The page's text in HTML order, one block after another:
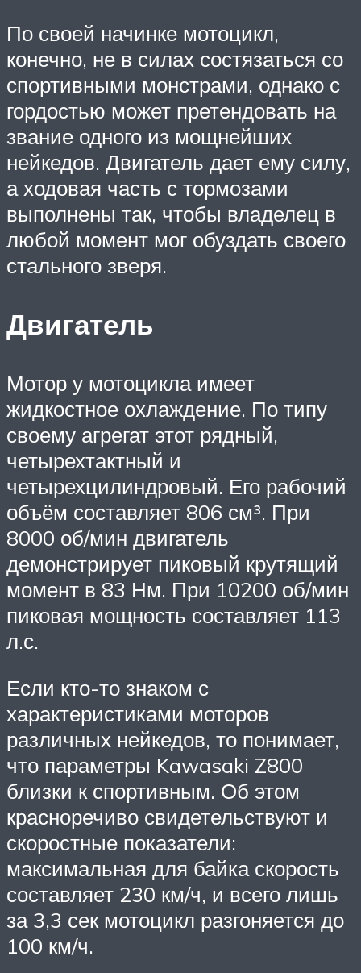
По своей начинке мотоцикл,
конечно, не в силах состязаться со
спортивными монстрами, однако с
гордостью может претендовать на
звание одного из мощнейших
нейкедов. Двигатель дает ему силу,
а ходовая часть с тормозами
выполнены так, чтобы владелец в
любой момент мог обуздать своего
стального зверя.
Двигатель
Мотор у мотоцикла имеет
жидкостное охлаждение. По типу
своему агрегат этот рядный,
четырехтактный и
четырехцилиндровый. Его рабочий
объём составляет 806 см³. При
8000 об/мин двигатель
демонстрирует пиковый крутящий
момент в 83 Нм. При 10200 об/мин
пиковая мощность составляет 113
л.с.
Если кто-то знаком с
характеристиками моторов
различных нейкедов, то понимает,
что параметры Kawasaki Z800
близки к спортивным. Об этом
красноречиво свидетельствуют и
скоростные показатели:
максимальная для байка скорость
составляет 230 км/ч, и всего лишь
за 3,3 сек мотоцикл разгоняется до
100 км/ч.